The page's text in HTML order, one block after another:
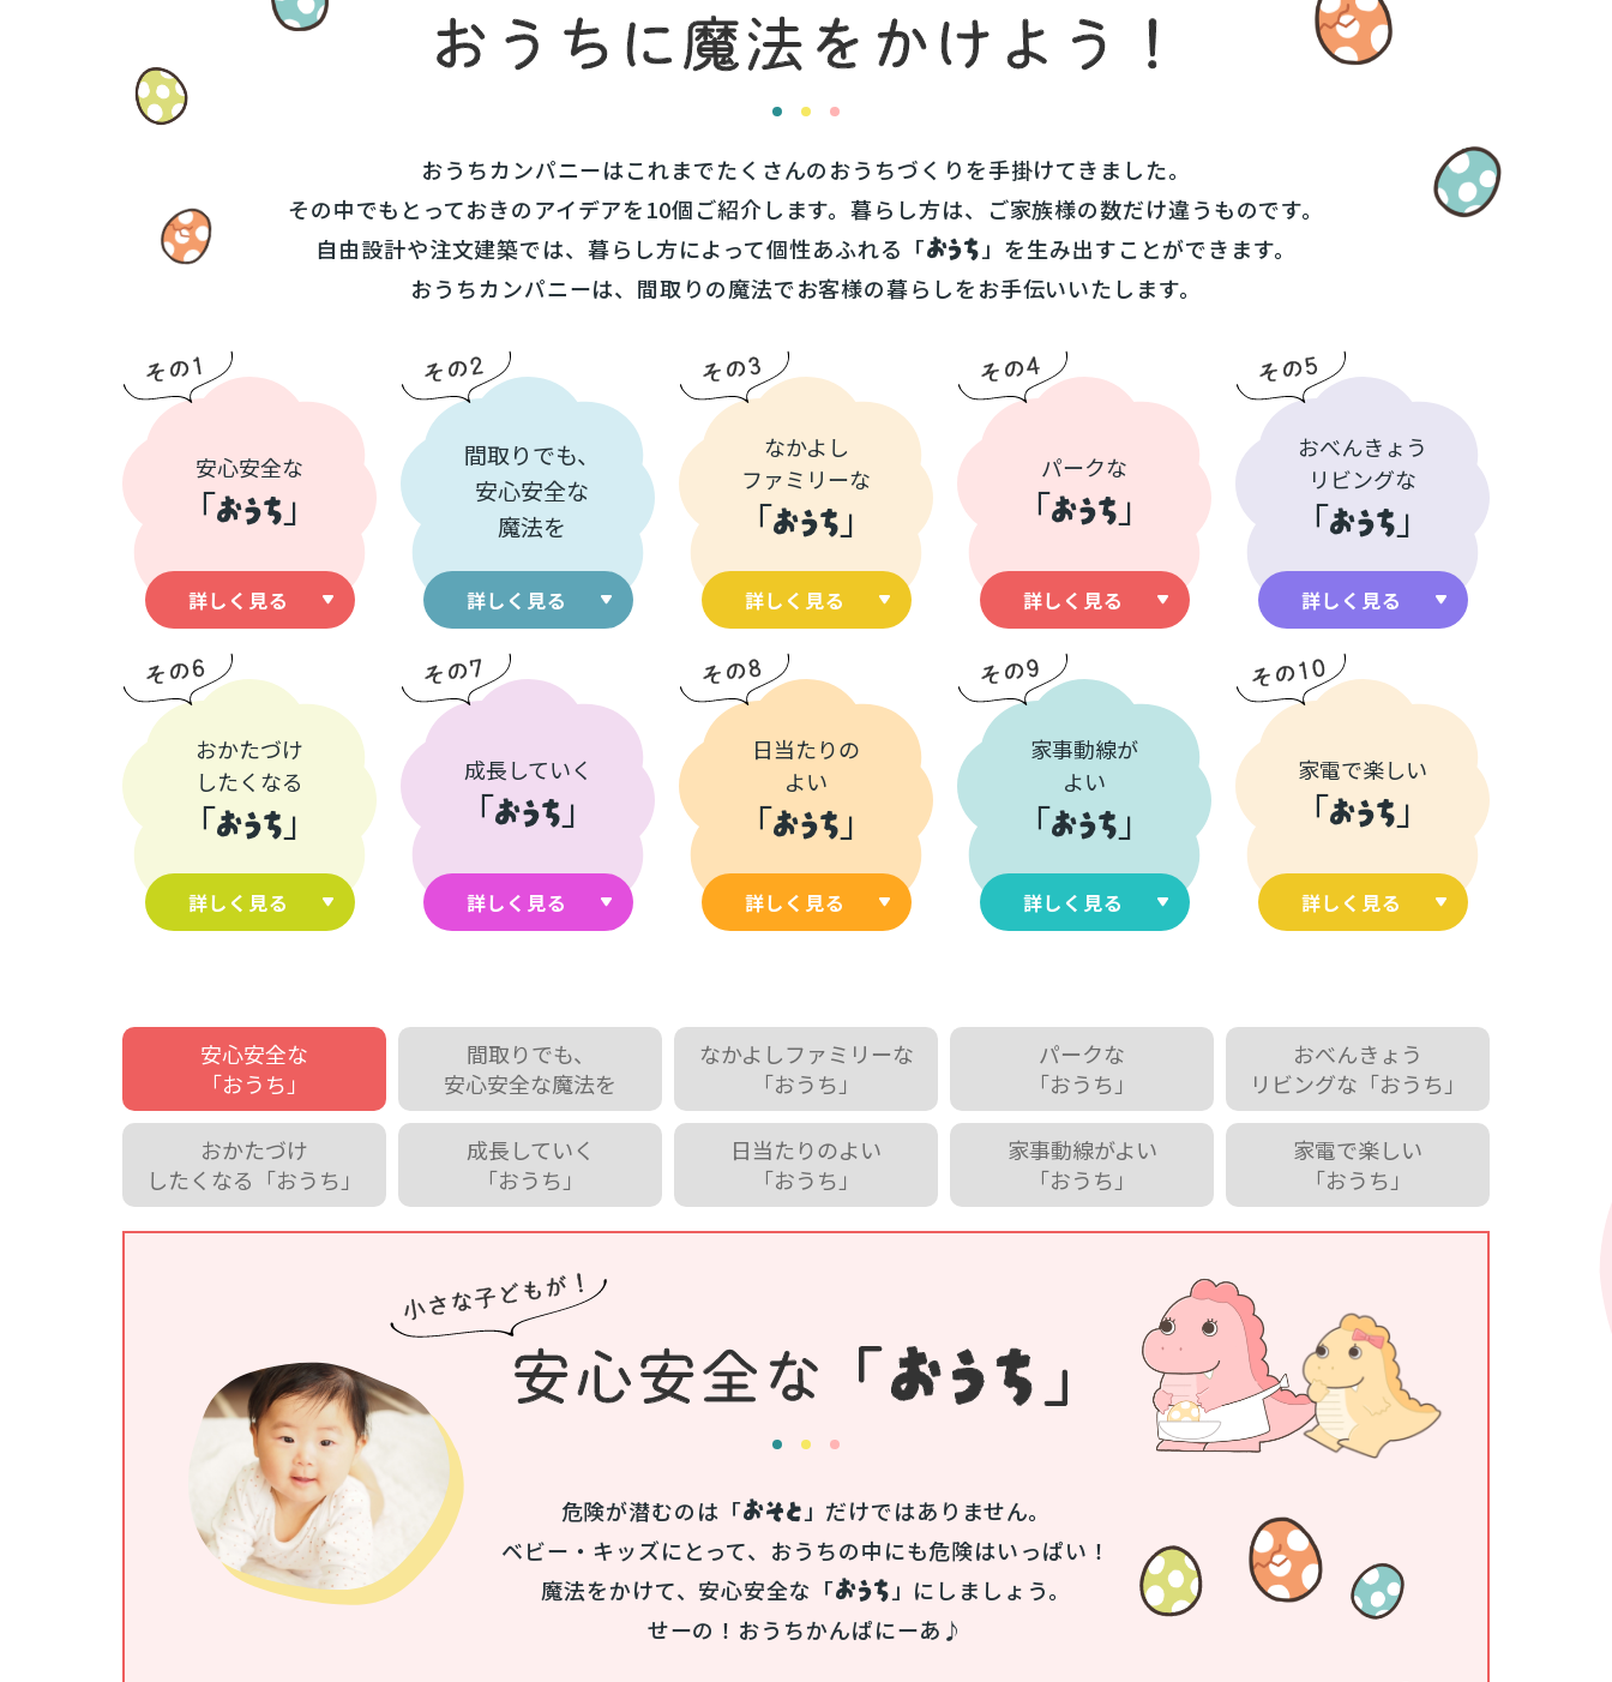
おうちカンパニーはこれまでたくさんのおうちづくりを手掛けてきました。
その中でもとっておきのアイデアを10個ご紹介します。暮らし方は、ご家族様の数だけ違うものです。
自由設計や注文建築では、暮らし方によって個性あふれる「おうち 」を生み出すことができます。
おうちカンパニーは、間取りの魔法でお客様の暮らしをお手伝いいたします。
安心安全な
「おうち 」
詳しく見る
間取りでも、
安心安全な
魔法を
詳しく見る
なかよし
ファミリーな
「おうち 」
詳しく見る
パークな
「おうち 」
詳しく見る
おべんきょう
リビングな
「おうち 」
詳しく見る
おかたづけ
したくなる
「おうち 」
詳しく見る
成長していく
「おうち 」
詳しく見る
日当たりの
よい
「おうち 」
詳しく見る
家事動線が
よい
「おうち 」
詳しく見る
家電で楽しい
「おうち 」
詳しく見る
安心安全な
「おうち」
間取りでも、
安心安全な魔法を
なかよしファミリーな
「おうち」
パークな
「おうち」
おべんきょう
リビングな「おうち」
おかたづけ
したくなる「おうち」
成長していく
「おうち」
日当たりのよい
「おうち」
家事動線がよい
「おうち」
家電で楽しい
「おうち」
危険が潜むのは「おそと 」だけではありません。
ベビー・キッズにとって、おうちの中にも危険はいっぱい！
魔法をかけて、安心安全な「おうち 」にしましょう。
せーの！おうちかんぱにーあ♪